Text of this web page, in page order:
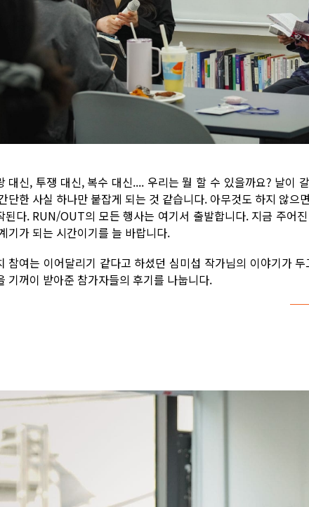
대신, 투쟁 대신, 복수 대신.... 우리는 뭘 할 수 있을까요? 날이
단한 사실 하나만 붙잡게 되는 것 같습니다. 아무것도 하지 않으
된다. RUN/OUT의 모든 행사는 여기서 출발합니다. 지금 주어
기가 되는 시간이기를 늘 바랍니다.
참여는 이어달리기 같다고 하셨던 심미섭 작가님의 이야기가
기꺼이 받아준 참가자들의 후기를 나눕니다.